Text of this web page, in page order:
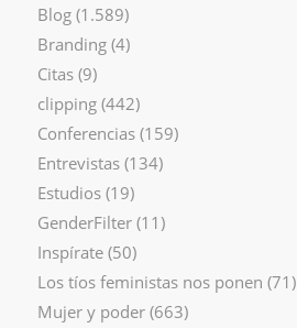
Blog(1.589)
Branding(4)
Citas(9)
clipping(442)
Conferencias(159)
Entrevistas(134)
Estudios(19)
GenderFilter(11)
Inspírate(50)
Los tíos feministas nos ponen (71)
Mujer y poder(663)